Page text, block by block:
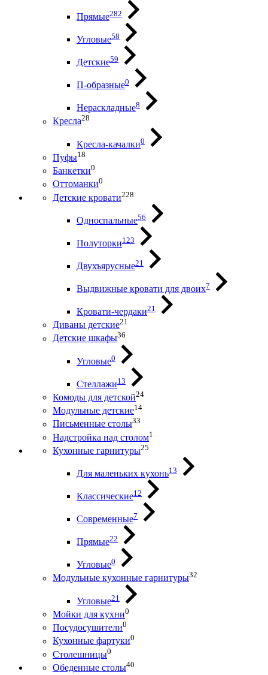
Прямые282
Угловые58
Детские59
П-образные0
Нераскладные8
Кресла28
Кресла-качалки0
Пуфы18
Банкетки0
Оттоманки0
Детские кровати228
Односпальные56
Полуторки123
Двухъярусные21
Выдвижные кровати для двоих7
Кровати-чердаки21
Диваны детские21
Детские шкафы36
Угловые0
Стеллажи13
Комоды для детской24
Модульные детские14
Письменные столы33
Надстройка над столом1
Кухонные гарнитуры25
Для маленьких кухонь13
Классические12
Современные7
Прямые22
Угловые0
Модульные кухонные гарнитуры32
Угловые21
Мойки для кухни0
Посудосушители0
Кухонные фартуки0
Столешницы0
Обеденные столы40